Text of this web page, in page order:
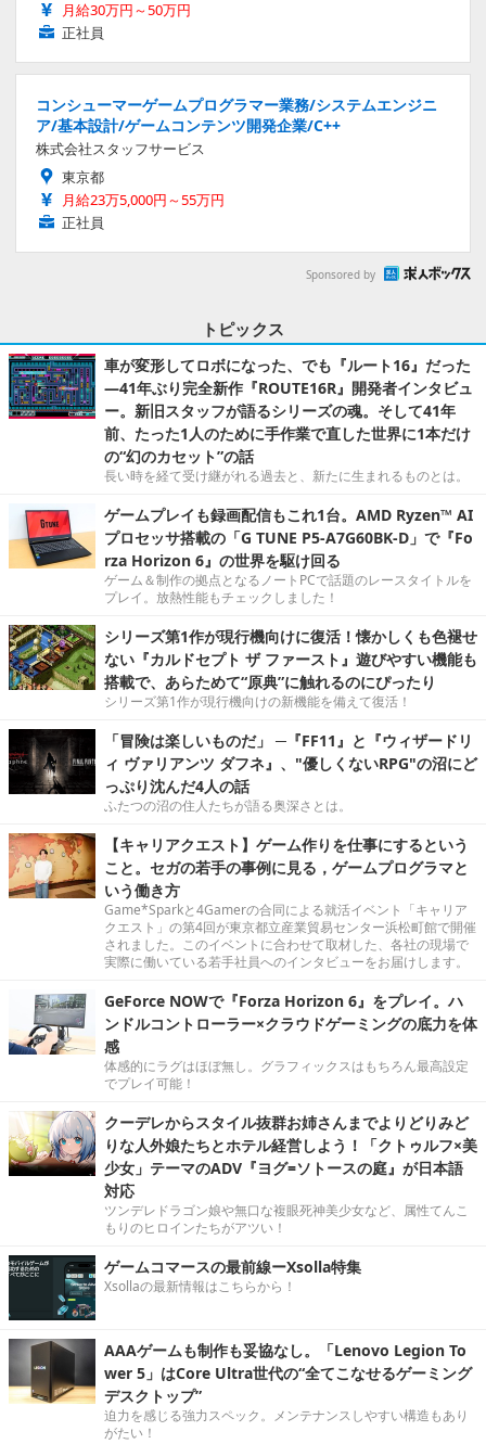
月給30万円～50万円
正社員
コンシューマーゲームプログラマー業務/システムエンジニ
ア/基本設計/ゲームコンテンツ開発企業/C++
株式会社スタッフサービス
東京都
月給23万5,000円～55万円
正社員
Sponsored by
トピックス
車が変形してロボになった、でも『ルート16』だった
―41年ぶり完全新作『ROUTE16R』開発者インタビュ
ー。新旧スタッフが語るシリーズの魂。そして41年
前、たった1人のために手作業で直した世界に1本だけ
の“幻のカセット”の話
長い時を経て受け継がれる過去と、新たに生まれるものとは。
ゲームプレイも録画配信もこれ1台。AMD Ryzen™ AI
プロセッサ搭載の「G TUNE P5-A7G60BK-D」で『Fo
rza Horizon 6』の世界を駆け回る
ゲーム＆制作の拠点となるノートPCで話題のレースタイトルを
プレイ。放熱性能もチェックしました！
シリーズ第1作が現行機向けに復活！懐かしくも色褪せ
ない『カルドセプト ザ ファースト』遊びやすい機能も
搭載で、あらためて“原典”に触れるのにぴったり
シリーズ第1作が現行機向けの新機能を備えて復活！
「冒険は楽しいものだ」 ─『FF11』と『ウィザードリ
ィ ヴァリアンツ ダフネ』、"優しくないRPG"の沼にど
っぷり沈んだ4人の話
ふたつの沼の住人たちが語る奥深さとは。
【キャリアクエスト】ゲーム作りを仕事にするという
こと。セガの若手の事例に見る，ゲームプログラマと
いう働き方
Game*Sparkと4Gamerの合同による就活イベント「キャリア
クエスト」の第4回が東京都立産業貿易センター浜松町館で開催
されました。このイベントに合わせて取材した、各社の現場で
実際に働いている若手社員へのインタビューをお届けします。
GeForce NOWで『Forza Horizon 6』をプレイ。ハ
ンドルコントローラー×クラウドゲーミングの底力を体
感
体感的にラグはほぼ無し。グラフィックスはもちろん最高設定
でプレイ可能！
クーデレからスタイル抜群お姉さんまでよりどりみど
りな人外娘たちとホテル経営しよう！「クトゥルフ×美
少女」テーマのADV『ヨグ=ソトースの庭』が日本語
対応
ツンデレドラゴン娘や無口な複眼死神美少女など、属性てんこ
もりのヒロインたちがアツい！
ゲームコマースの最前線ーXsolla特集
Xsollaの最新情報はこちらから！
AAAゲームも制作も妥協なし。「Lenovo Legion To
wer 5」はCore Ultra世代の“全てこなせるゲーミング
デスクトップ”
迫力を感じる強力スペック。メンテナンスしやすい構造もあり
がたい！